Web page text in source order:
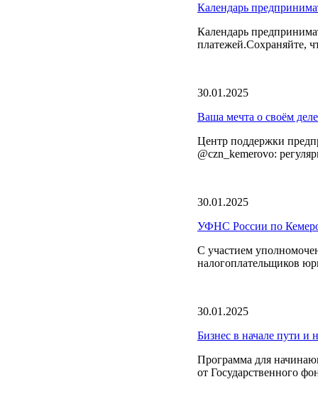
Календарь
Календарь
платежей.Сохраняйте,
30.01.2025
Ваша мечта о своём
Центр поддержки
@czn_kemerovo:
30.01.2025
УФНС России по
C участием
налогоплательщиков
30.01.2025
Бизнес в начале пути и
Программа для
от Государственного